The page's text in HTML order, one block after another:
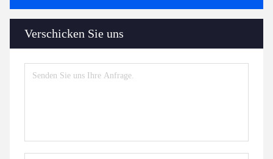
Verschicken Sie uns